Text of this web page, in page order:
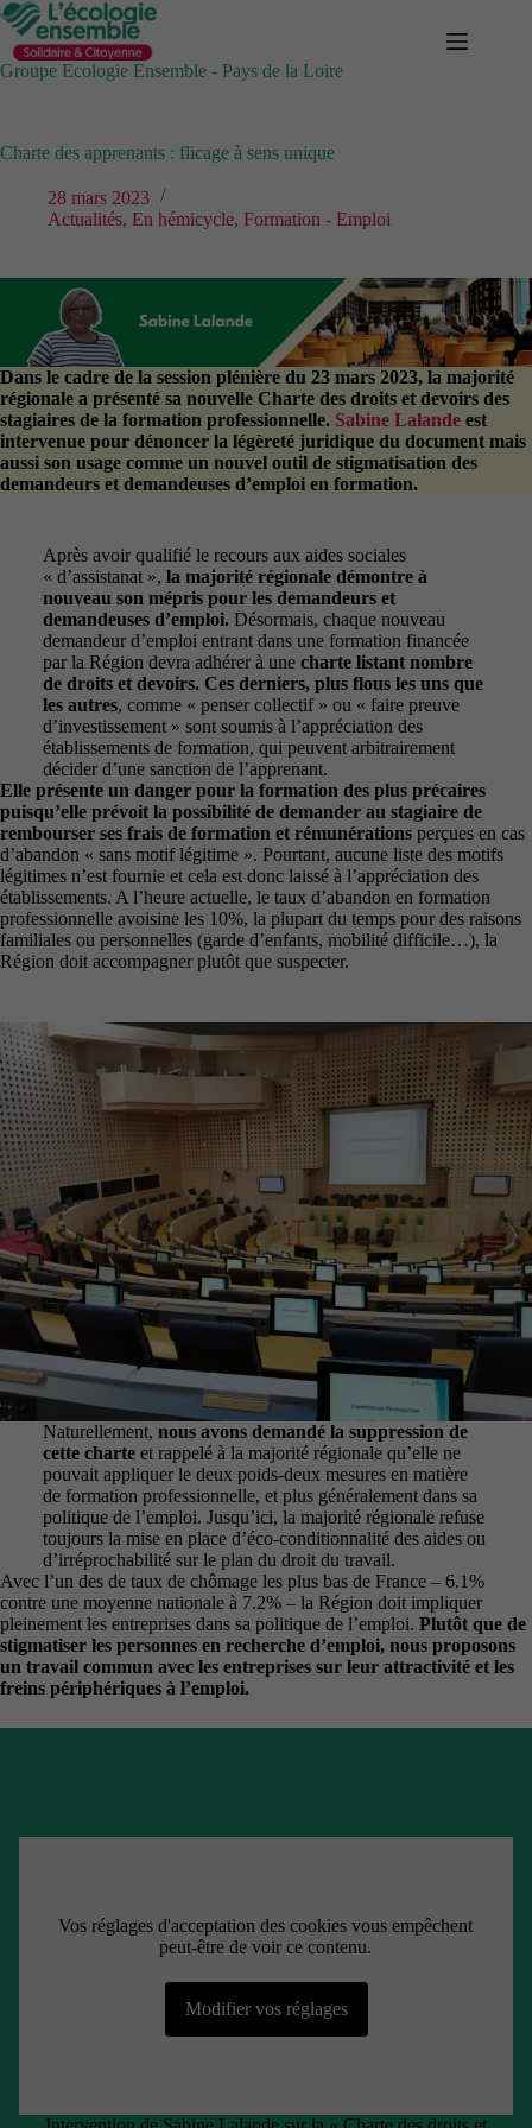
Passer
au
contenu
Groupe Ecologie Ensemble - Pays de la Loire
Charte des apprenants : flicage à sens unique
28 mars 2023
Actualités, En hémicycle, Formation - Emploi
Dans le cadre de la session plénière du 23 mars 2023, la majorité
régionale a présenté sa nouvelle Charte des droits et devoirs des
stagiaires de la formation professionnelle. Sabine Lalande est
intervenue pour dénoncer la légèreté juridique du document mais
aussi son usage comme un nouvel outil de stigmatisation des
demandeurs et demandeuses d’emploi en formation.
Après avoir qualifié le recours aux aides sociales
« d’assistanat », la majorité régionale démontre à
nouveau son mépris pour les demandeurs et
demandeuses d’emploi.Désormais, chaque nouveau
demandeur d’emploi entrant dans une formation financée
par la Région devra adhérer à unecharte listant nombre
de droits et devoirs. Ces derniers, plus flous les uns que
les autres, comme « penser collectif » ou « faire preuve
d’investissement » sont soumis à l’appréciation des
établissements de formation, qui peuvent arbitrairement
décider d’une sanction de l’apprenant.
Elle présente un danger pour la formation des plus précaires
puisqu’elle prévoit la possibilité de demander au stagiaire de
rembourser ses frais de formation et rémunérations perçues en cas
d’abandon « sans motif légitime ». Pourtant, aucune liste des motifs
légitimes n’est fournie et cela est donc laissé à l’appréciation des
établissements. A l’heure actuelle, le taux d’abandon en formation
professionnelle avoisine les 10%, la plupart du temps pour des raisons
familiales ou personnelles (garde d’enfants, mobilité difficile…), la
Région doit accompagner plutôt que suspecter.
Naturellement, nous avons demandé la suppression de
cette charte et rappelé à la majorité régionale qu’elle ne
pouvait appliquer le deux poids-deux mesures en matière
de formation professionnelle, et plus généralement dans sa
politique de l’emploi. Jusqu’ici, la majorité régionale refuse
toujours la mise en place d’éco-conditionnalité des aides ou
d’irréprochabilité sur le plan du droit du travail.
Avec l’un des de taux de chômage les plus bas de France – 6.1%
contre une moyenne nationale à 7.2% – la Région doit impliquer
pleinement les entreprises dans sa politique de l’emploi. Plutôt que de
stigmatiser les personnes en recherche d’emploi, nous proposons
un travail commun avec les entreprises sur leur attractivité et les
freins périphériques à l’emploi.
Vos réglages d'acceptation des cookies vous empêchent
peut-être de voir ce contenu.
Modifier vos réglages